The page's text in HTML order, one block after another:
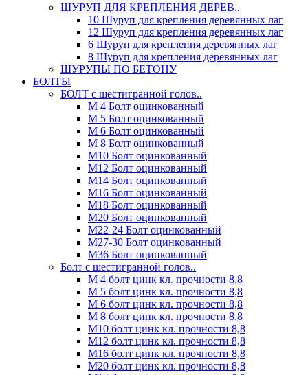
ШУРУП ДЛЯ КРЕПЛЕНИЯ ДЕРЕВ..
10 Шуруп для крепления деревянных лаг
12 Шуруп для крепления деревянных лаг
6 Шуруп для крепления деревянных лаг
8 Шуруп для крепления деревянных лаг
ШУРУПЫ ПО БЕТОНУ
БОЛТЫ
БОЛТ с шестигранной голов..
М 4 Болт оцинкованный
М 5 Болт оцинкованный
М 6 Болт оцинкованный
М 8 Болт оцинкованный
М10 Болт оцинкованный
М12 Болт оцинкованный
М14 Болт оцинкованный
М16 Болт оцинкованный
М18 Болт оцинкованный
М20 Болт оцинкованный
М22-24 Болт оцинкованный
М27-30 Болт оцинкованный
М36 Болт оцинкованный
Болт с шестигранной голов..
М 4 болт цинк кл. прочности 8,8
М 5 болт цинк кл. прочности 8,8
М 6 болт цинк кл. прочности 8,8
М 8 болт цинк кл. прочности 8,8
М10 болт цинк кл. прочности 8,8
М12 болт цинк кл. прочности 8,8
М16 болт цинк кл. прочности 8,8
М20 болт цинк кл. прочности 8,8